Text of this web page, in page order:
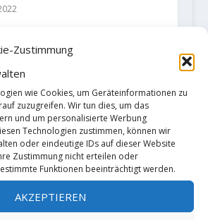
Zustimmung
wie Cookies, um Geräteinformationen zu
zuzugreifen. Wir tun dies, um das
und um personalisierte Werbung
Technologien zustimmen, können wir
oder eindeutige IDs auf dieser Website
Zustimmung nicht erteilen oder
Funktionen beeinträchtigt werden.
AKZEPTIEREN
EINE ANTWORT
Adresse wird nicht
Erforderliche Felder